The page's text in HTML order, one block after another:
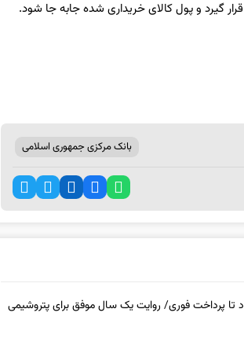
گیرد و پول کالای خریداری شده جابه جا ‌شود.
بانک مرکزی جمهوری اسلامی
تا پرداخت فوری/ روایت یک سال موفق برای پتروشیمی